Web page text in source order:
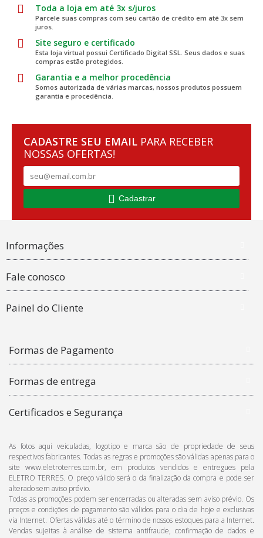
Toda a loja em até 3x s/juros
Parcele suas compras com seu cartão de crédito em até 3x sem
juros.
Site seguro e certificado
Esta loja virtual possui Certificado Digital SSL. Seus dados e suas
compras estão protegidos.
Garantia e a melhor procedência
Somos autorizada de várias marcas, nossos produtos possuem
garantia e procedência.
CADASTRE SEU EMAIL PARA RECEBER
NOSSAS OFERTAS!
Cadastrar
Informações
Fale conosco
Painel do Cliente
Formas de Pagamento
Formas de entrega
Certificados e Segurança
As fotos aqui veiculadas, logotipo e marca são de propriedade de seus
respectivos fabricantes. Todas as regras e promoções são válidas apenas para o
site www.eletroterres.com.br, em produtos vendidos e entregues pela
ELETRO TERRES. O preço válido será o da finalização da compra e pode ser
alterado sem aviso prévio.
Todas as promoções podem ser encerradas ou alteradas sem aviso prévio. Os
preços e condições de pagamento são válidos para o dia de hoje e exclusivas
via Internet. Ofertas válidas até o término de nossos estoques para a Internet.
Vendas sujeitas à análise de sistema antifraude, confirmação de dados e